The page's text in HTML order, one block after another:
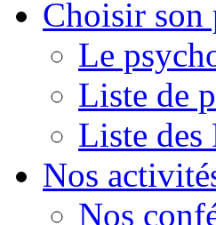
Choisir son
Le
Liste de
Liste
Nos
Nos